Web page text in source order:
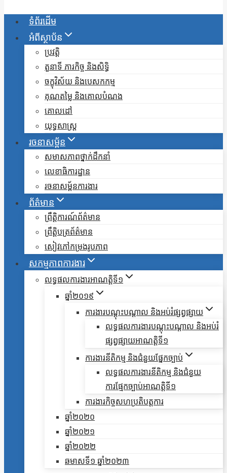
ទំព័រដើម
អំពីស្ថាប័ន
ប្រវត្តិ
តួនាទី ភារកិច្ច និងសិទ្ធិ
ចក្ខុវិស័យ និងបេសកកម្ម
គុណតម្លៃ និងគោលបំណង
គោលដៅ
យុទ្ធសាស្ត្រ
រចនាសម្ព័ន
សមាសភាពថ្នាក់ដឹកនាំ
លេខាធិការដ្ឋាន
រចនាសម្ព័នការងារ
ព័ត៌មាន
ព្រឹត្តិការណ៍ព័ត៌មាន
ព្រឹត្តិបត្រព័ត៌មាន
សៀវភៅកម្រងរូបភាព
សកម្មភាពការងារ
លទ្ធផលការងារអាណត្តិទី១
ឆ្នាំ២០១៩
ការងារបណ្តុះបណ្តាល និងអប់រំផ្សព្វផ្សាយ
លទ្ធផលការងារបណ្តុះបណ្តាល និងអប់រំ
ផ្សព្វផ្សាយអាណត្តិទី១
ការងារនីតិកម្ម និងជំនួយផ្នែកច្បាប់
លទ្ធផលការងារនីតិកម្ម និងជំនួយ
ការផ្មែកច្បាប់អាណត្តិទី១
ការងារកិច្ចសហប្រតិបត្តការ
ឆ្នាំ២០២០
ឆ្នាំ២០២១
ឆ្នាំ២០២២
ឆមាសទី១ ឆ្នាំ២០២៣